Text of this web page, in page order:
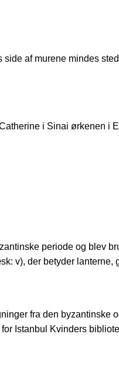
af murene mindes
i Sinai ørkenen i
periode og blev
v), der betyder lanterne,
fra den byzantinske
Istanbul Kvinders